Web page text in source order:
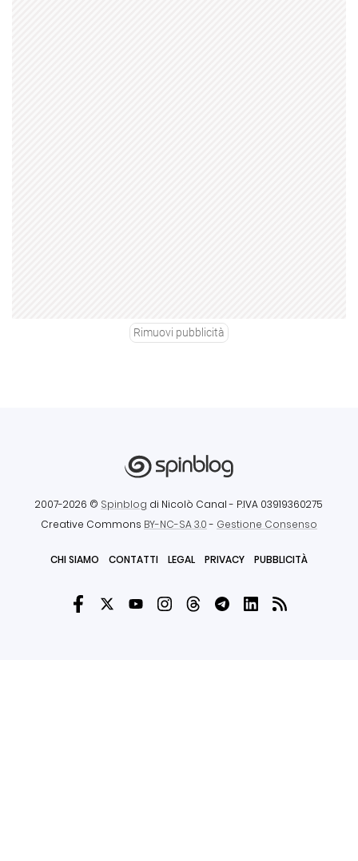
Rimuovi pubblicità
2007-2026 © Spinblog di Nicolò Canal - P.IVA 03919360275
Creative Commons BY-NC-SA 3.0- Gestione Consenso
CHI SIAMO CONTATTI LEGAL PRIVACY PUBBLICITÀ